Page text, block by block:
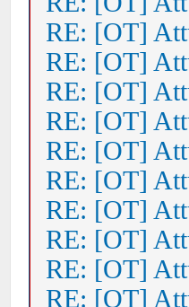
RE: [OT]
RE: [OT]
RE: [OT]
RE: [OT]
RE: [OT]
RE: [OT]
RE: [OT]
RE: [OT]
RE: [OT]
RE: [OT]